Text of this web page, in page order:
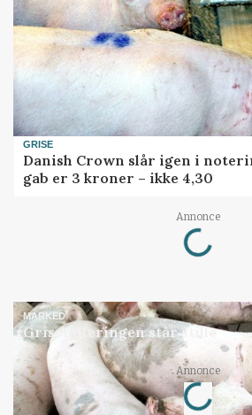
GRISE
Danish Crown slår igen i
gab er 3 kroner – ikke 4,30
Annonce
Loading...
MARKED
Grisenoteringen står stille
Annonce
Loading...